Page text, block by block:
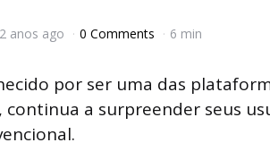
2 anos ago 0 Comments 6 min
por ser uma das
continua a surpreender seus